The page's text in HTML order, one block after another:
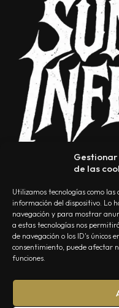
de las
Utilizamos tecnologías como
información del dispositivo. Lo
navegación y para mostrar
a estas tecnologías nos
de navegación o los ID's únicos
consentimiento, puede afectar
funciones.
NOSOTROS CONTACTO